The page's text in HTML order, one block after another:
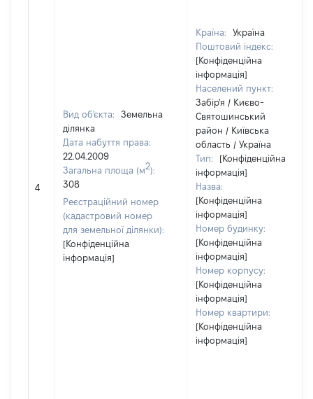
4
Вид об'єкта:
Земельна
ділянка
Дата набуття права:
22.04.2009
Загальна площа (м2):
308
Реєстраційний номер
(кадастровий номер
для земельної ділянки):
[Конфіденційна
інформація]
Країна:
Україна
Поштовий індекс:
[Конфіденційна
інформація]
Населений пункт:
Забір'я / Києво-
Святошинський
район / Київська
область / Україна
Тип:
[Конфіденційна
інформація]
Назва:
[Конфіденційна
інформація]
Номер будинку:
[Конфіденційна
інформація]
Номер корпусу:
[Конфіденційна
інформація]
Номер квартири:
[Конфіденційна
інформація]